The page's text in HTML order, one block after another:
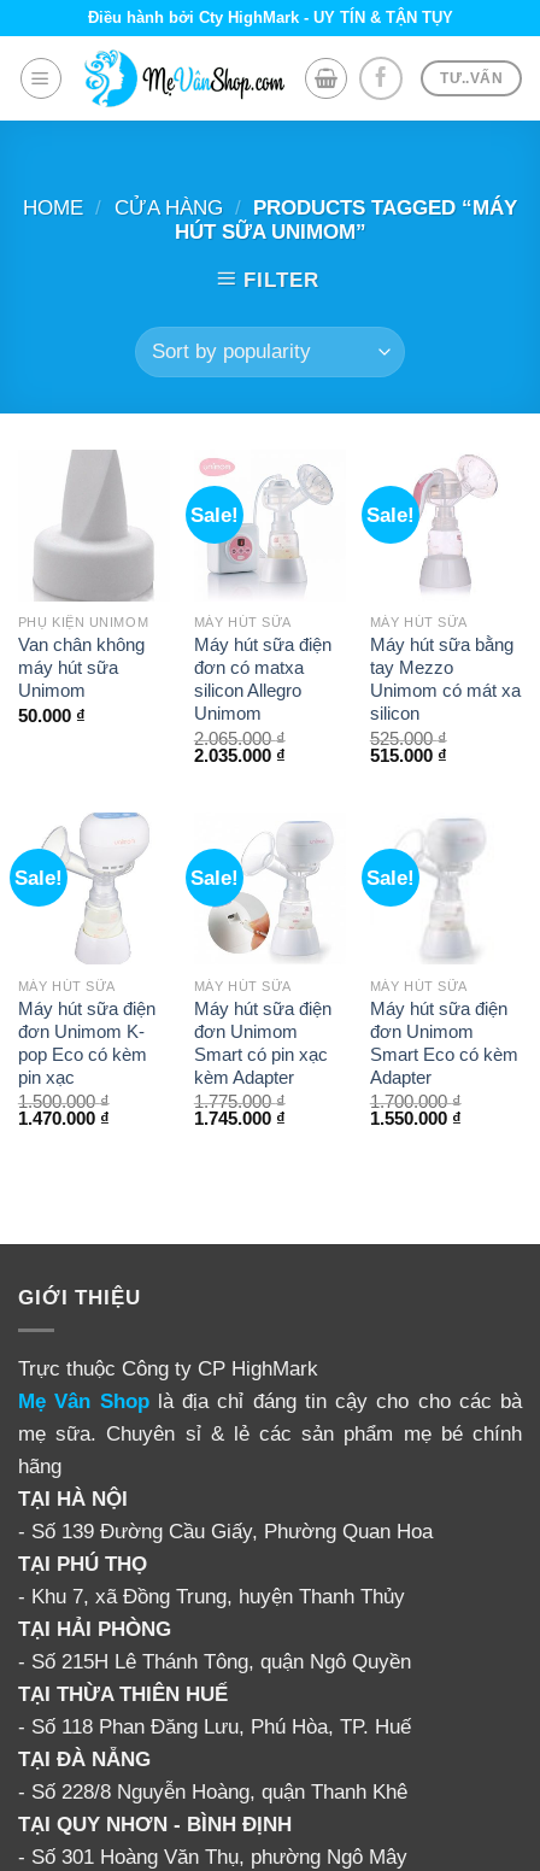
content
Điều hành bởi Cty HighMark - UY TÍN & TẬN TỤY
TƯ..VẤN
HOME / CỬA HÀNG / PRODUCTS TAGGED “MÁY
HÚT SỮA UNIMOM”
FILTER
PHỤ KIỆN UNIMOM
Van chân không
máy hút sữa
Unimom
50.000 ₫
Sale!
MÁY HÚT SỮA
Máy hút sữa điện
đơn có matxa
silicon Allegro
Unimom
2.065.000₫
2.035.000 ₫
Sale!
MÁY HÚT SỮA
Máy hút sữa bằng
tay Mezzo
Unimom có mát xa
silicon
525.000₫
515.000 ₫
Sale!
MÁY HÚT SỮA
Máy hút sữa điện
đơn Unimom K-
pop Eco có kèm
pin xạc
1.500.000₫
1.470.000 ₫
Sale!
MÁY HÚT SỮA
Máy hút sữa điện
đơn Unimom
Smart có pin xạc
kèm Adapter
1.775.000₫
1.745.000 ₫
Sale!
MÁY HÚT SỮA
Máy hút sữa điện
đơn Unimom
Smart Eco có kèm
Adapter
1.700.000₫
1.550.000 ₫
GIỚI THIỆU
Trực thuộc Công ty CP HighMark
Mẹ Vân Shoplà địa chỉ đáng tin cậy cho cho các bà
mẹ sữa. Chuyên sỉ & lẻ các sản phẩm mẹ bé chính
hãng
TẠI HÀ NỘI
- Số 139 Đường Cầu Giấy, Phường Quan Hoa
TẠI PHÚ THỌ
- Khu 7, xã Đồng Trung, huyện Thanh Thủy
TẠI HẢI PHÒNG
- Số 215H Lê Thánh Tông, quận Ngô Quyền
TẠI THỪA THIÊN HUẾ
- Số 118 Phan Đăng Lưu, Phú Hòa, TP. Huế
TẠI ĐÀ NẴNG
- Số 228/8 Nguyễn Hoàng, quận Thanh Khê
TẠI QUY NHƠN - BÌNH ĐỊNH
- Số 301 Hoàng Văn Thụ, phường Ngô Mây